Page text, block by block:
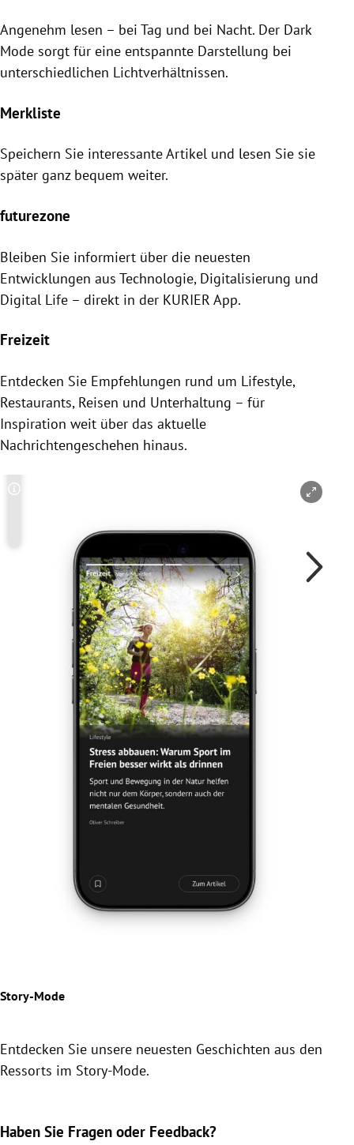
Angenehm lesen – bei Tag und bei Nacht. Der Dark
Mode sorgt für eine entspannte Darstellung bei
unterschiedlichen Lichtverhältnissen.
Merkliste
Speichern Sie interessante Artikel und lesen Sie sie
später ganz bequem weiter.
futurezone
Bleiben Sie informiert über die neuesten
Entwicklungen aus Technologie, Digitalisierung und
Digital Life – direkt in der KURIER App.
Freizeit
Entdecken Sie Empfehlungen rund um Lifestyle,
Restaurants, Reisen und Unterhaltung – für
Inspiration weit über das aktuelle
Nachrichtengeschehen hinaus.
Copyright-Hinweis öffnen/schließen
Story-Mode
Entdecken Sie unsere neuesten Geschichten aus den
Ressorts im Story-Mode.
Haben Sie Fragen oder Feedback?